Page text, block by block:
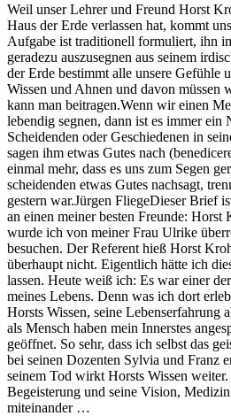
Weil unser Lehrer und Freund Horst
Haus der Erde verlassen hat, kommt
Aufgabe ist traditionell formuliert, ihn
geradezu auszusegnen aus seinem
der Erde bestimmt alle unsere Gefühle
Wissen und Ahnen und davon müssen
kann man beitragen.Wenn wir einen
lebendig segnen, dann ist es immer ein
Scheidenden oder Geschiedenen in
sagen ihm etwas Gutes nach
einmal mehr, dass es uns zum Segen
scheidenden etwas Gutes nachsagt,
gestern war.Jürgen FliegeDieser Brief
an einen meiner besten Freunde: Horst
wurde ich von meiner Frau Ulrike
besuchen. Der Referent hieß Horst
überhaupt nicht. Eigentlich hätte ich
lassen. Heute weiß ich: Es war einer
meines Lebens. Denn was ich dort
Horsts Wissen, seine Lebenserfahrung
als Mensch haben mein Innerstes
geöffnet. So sehr, dass ich selbst das
bei seinen Dozenten Sylvia und Franz
seinem Tod wirkt Horsts Wissen
Begeisterung und seine Vision,
miteinander …